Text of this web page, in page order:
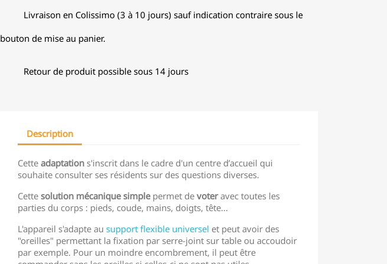
Livraison en Colissimo (3 à 10 jours) sauf indication contraire sous le
bouton de mise au panier.
Retour de produit possible sous 14 jours
Description
Cette adaptation s'inscrit dans le cadre d'un centre d’accueil qui
souhaite consulter ses résidents sur des questions diverses.
Cette solution mécanique simplepermet de voteravec toutes les
parties du corps : pieds, coude, mains, doigts, tête...
L'appareil s'adapte au support flexible universel et peut avoir des
"oreilles" permettant la fixation par serre-joint sur table ou accoudoir
par exemple. Pour un moindre encombrement, il peut être